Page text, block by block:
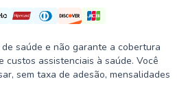
saúde e não garante a cobertura
custos assistenciais à saúde. Você
sem taxa de adesão, mensalidades